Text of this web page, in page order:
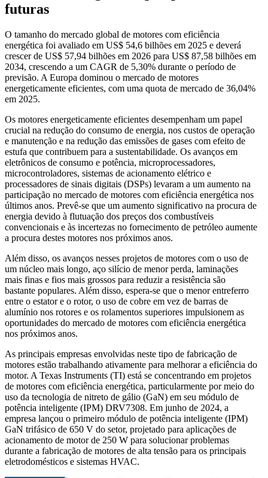
futuras
O tamanho do mercado global de motores com eficiência
energética foi avaliado em US$ 54,6 bilhões em 2025 e deverá
crescer de US$ 57,94 bilhões em 2026 para US$ 87,58 bilhões em
2034, crescendo a um CAGR de 5,30% durante o período de
previsão. A Europa dominou o mercado de motores
energeticamente eficientes, com uma quota de mercado de 36,04%
em 2025.
Os motores energeticamente eficientes desempenham um papel
crucial na redução do consumo de energia, nos custos de operação
e manutenção e na redução das emissões de gases com efeito de
estufa que contribuem para a sustentabilidade. Os avanços em
eletrônicos de consumo e potência, microprocessadores,
microcontroladores, sistemas de acionamento elétrico e
processadores de sinais digitais (DSPs) levaram a um aumento na
participação no mercado de motores com eficiência energética nos
últimos anos. Prevê-se que um aumento significativo na procura de
energia devido à flutuação dos preços dos combustíveis
convencionais e às incertezas no fornecimento de petróleo aumente
a procura destes motores nos próximos anos.
Além disso, os avanços nesses projetos de motores com o uso de
um núcleo mais longo, aço silício de menor perda, laminações
mais finas e fios mais grossos para reduzir a resistência são
bastante populares. Além disso, espera-se que o menor entreferro
entre o estator e o rotor, o uso de cobre em vez de barras de
alumínio nos rotores e os rolamentos superiores impulsionem as
oportunidades do mercado de motores com eficiência energética
nos próximos anos.
As principais empresas envolvidas neste tipo de fabricação de
motores estão trabalhando ativamente para melhorar a eficiência do
motor. A Texas Instruments (TI) está se concentrando em projetos
de motores com eficiência energética, particularmente por meio do
uso da tecnologia de nitreto de gálio (GaN) em seu módulo de
potência inteligente (IPM) DRV7308. Em junho de 2024, a
empresa lançou o primeiro módulo de potência inteligente (IPM)
GaN trifásico de 650 V do setor, projetado para aplicações de
acionamento de motor de 250 W para solucionar problemas
durante a fabricação de motores de alta tensão para os principais
eletrodomésticos e sistemas HVAC.